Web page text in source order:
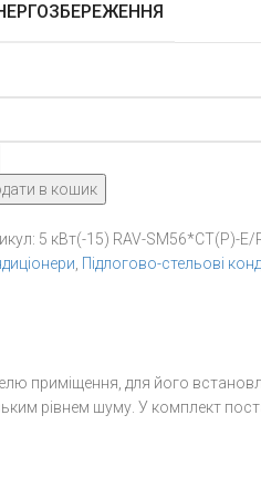
15)
в кошик
5 кВт(-15) RAV-SM56*CT(P)-
Підлогово-стельові
приміщення, для його
рівнем шуму. У комплект